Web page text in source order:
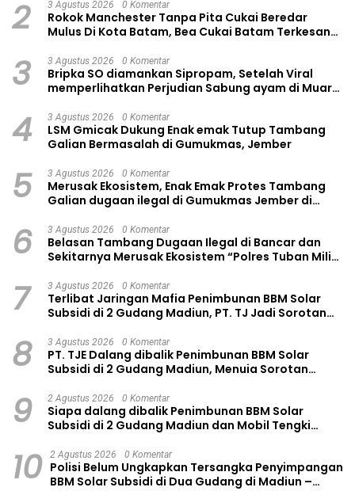
2 3 Agustus 2026 0 Komentar
Rokok Manchester Tanpa Pita Cukai Beredar
Mulus Di Kota Batam, Bea Cukai Batam Terkesan
3 3 Agustus 2026 0 Komentar
Bripka SO diamankan Sipropam, Setelah Viral
memperlihatkan Perjudian Sabung ayam di Muara
4 3 Agustus 2026 0 Komentar
LSM Gmicak Dukung Enak emak Tutup Tambang
Galian Bermasalah di Gumukmas, Jember
5 3 Agustus 2026 0 Komentar
Merusak Ekosistem, Enak Emak Protes Tambang
Galian dugaan ilegal di Gumukmas Jember di
6 3 Agustus 2026 0 Komentar
Belasan Tambang Dugaan Ilegal di Bancar dan
Sekitarnya Merusak Ekosistem “Polres Tuban Milih
7 3 Agustus 2026 0 Komentar
Terlibat Jaringan Mafia Penimbunan BBM Solar
Subsidi di 2 Gudang Madiun, PT. TJ Jadi Sorotan
8 3 Agustus 2026 0 Komentar
PT. TJE Dalang dibalik Penimbunan BBM Solar
Subsidi di 2 Gudang Madiun, Menuia Sorotan
9 2 Agustus 2026 0 Komentar
Siapa dalang dibalik Penimbunan BBM Solar
Subsidi di 2 Gudang Madiun dan Mobil Tengki
10 2 Agustus 2026 0 Komentar
Polisi Belum Ungkapkan Tersangka Penyimpangan
BBM Solar Subsidi di Dua Gudang di Madiun –